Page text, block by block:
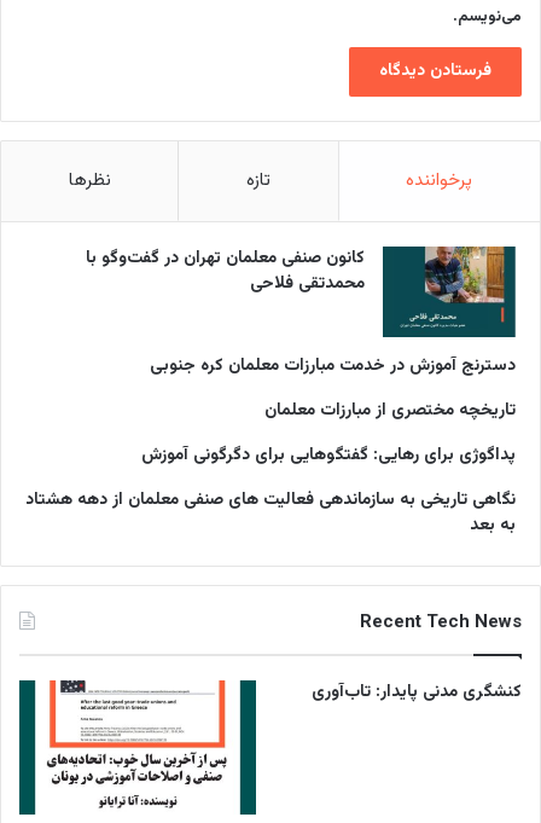
می‌نویسم.
پرخواننده تازه نظرها
کانون صنفی معلمان تهران در گفت‌وگو با
محمدتقی فلاحی
دسترنج آموزش در خدمت مبارزات معلمان کره جنوبی
تاریخچه مختصری از مبارزات معلمان
پداگوژی برای رهایی: گفتگوهایی برای دگرگونی آموزش
نگاهی تاریخی به سازماندهی فعالیت های صنفی معلمان از دهه هشتاد
به بعد
Recent Tech News
کنشگری مدنی پایدار: تاب‌آوری